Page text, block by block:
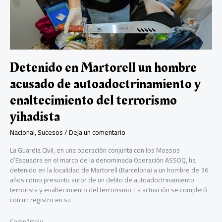
Española
Detenido en Martorell un hombre
acusado de autoadoctrinamiento y
enaltecimiento del terrorismo
yihadista
Nacional,Sucesos/Deja un comentario
La Guardia Civil, en una operación conjunta con los Mossos
d’Esquadra en el marco de la denominada Operación ASSOQ, ha
detenido en la localidad de Martorell (Barcelona) a un hombre de 36
años como presunto autor de un delito de autoadoctrinamiento
terrorista y enaltecimiento del terrorismo. La actuación se completó
con un registro en su